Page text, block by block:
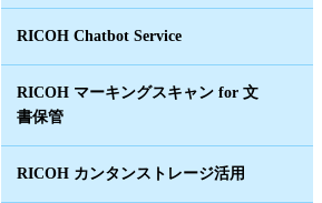
RICOH Chatbot Service
RICOH マーキングスキャン for 文
書保管
RICOH カンタンストレージ活用